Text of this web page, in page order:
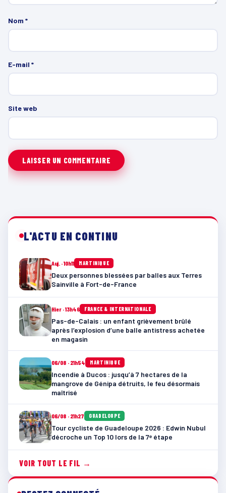
Nom *
E-mail *
Site web
L'ACTU EN CONTINU
Auj. · 10h11 MARTINIQUE
Deux personnes blessées par balles aux Terres
Sainville à Fort-de-France
Hier · 13h46 FRANCE & INTERNATIONALE
Pas-de-Calais : un enfant grièvement brûlé
après l’explosion d’une balle antistress achetée
en magasin
06/08 · 21h54 MARTINIQUE
Incendie à Ducos : jusqu’à 7 hectares de la
mangrove de Génipa détruits, le feu désormais
maîtrisé
06/08 · 21h27 GUADELOUPE
Tour cycliste de Guadeloupe 2026 : Edwin Nubul
décroche un Top 10 lors de la 7ᵉ étape
VOIR TOUT LE FIL →